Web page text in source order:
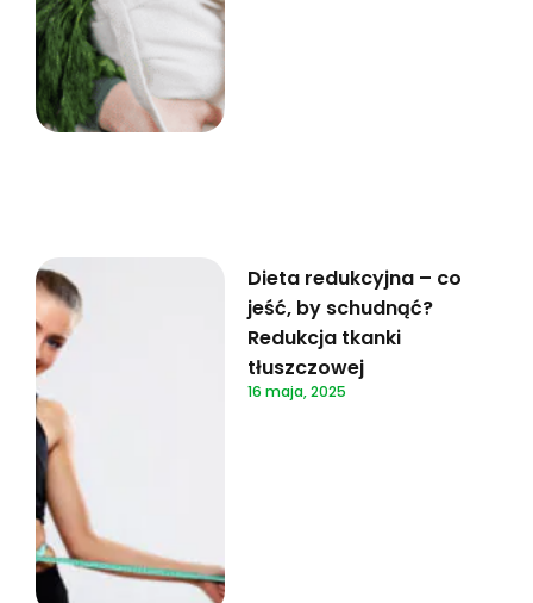
Dieta redukcyjna – co
jeść, by schudnąć?
Redukcja tkanki
tłuszczowej
16 maja, 2025